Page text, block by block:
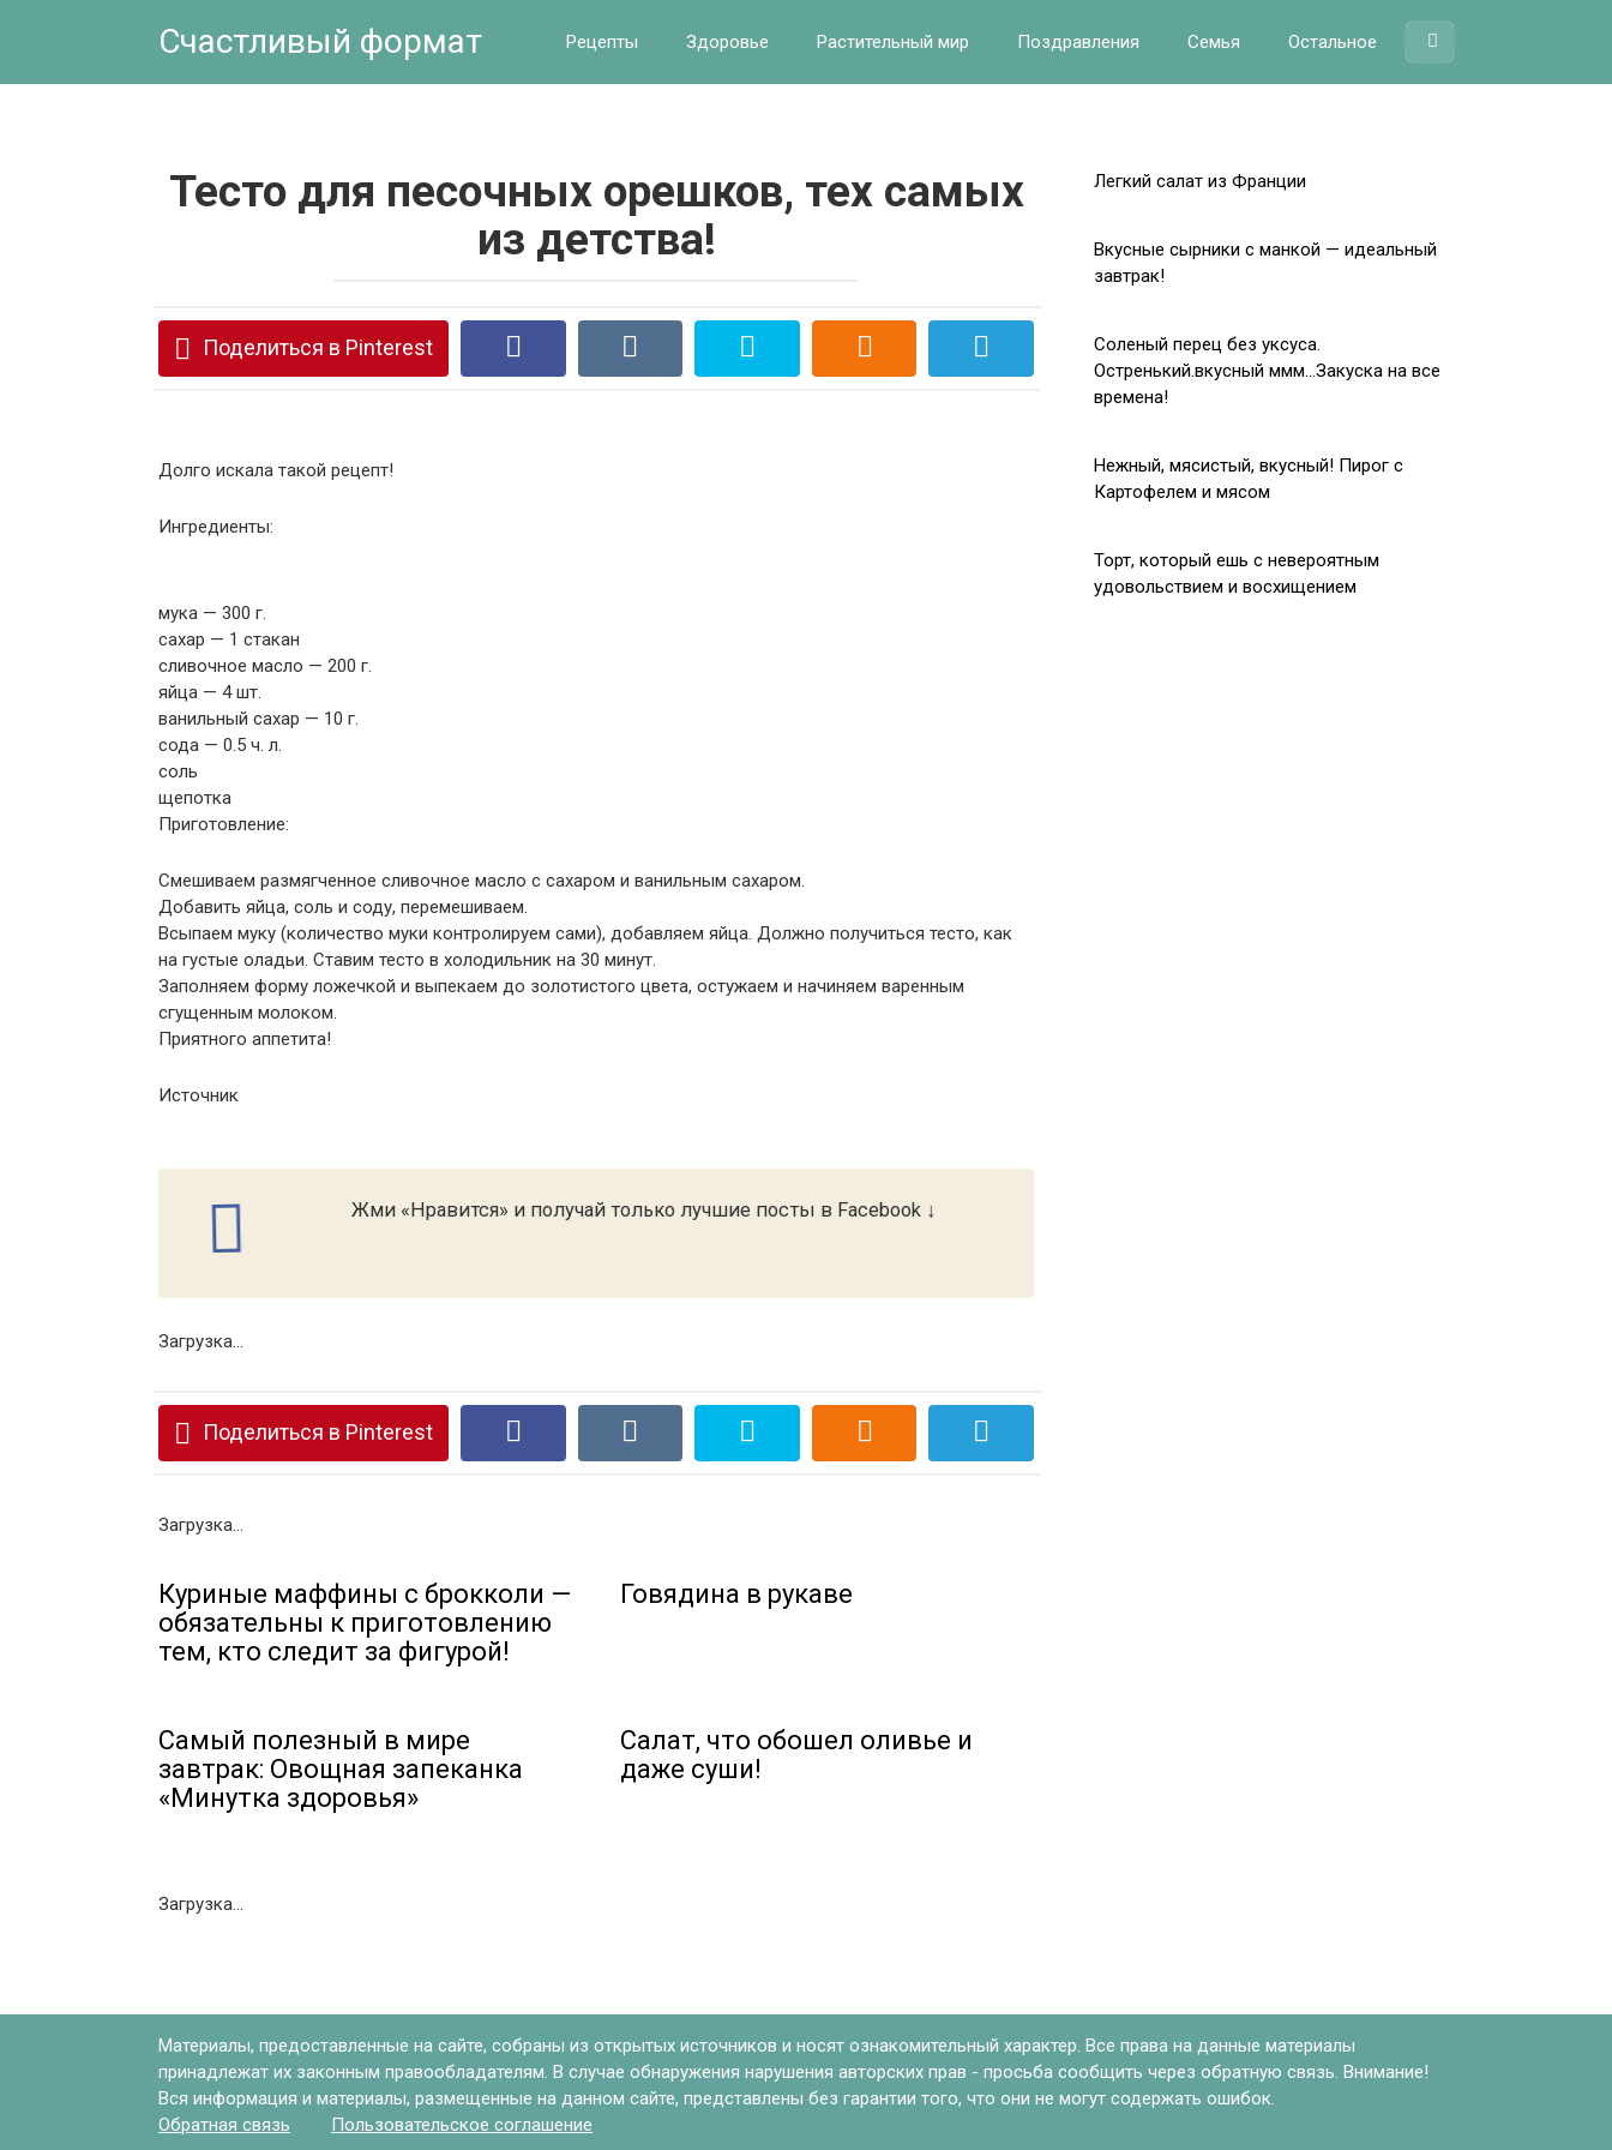
Счастливый формат Рецепты Здоровье Растительный мир Поздравления Семья Остальное
Тесто для песочных орешков, тех самых
из детства!
Поделиться в Pinterest
Долго искала такой рецепт!
Ингредиенты:
мука — 300 г.
сахар — 1 стакан
сливочное масло — 200 г.
яйца — 4 шт.
ванильный сахар — 10 г.
сода — 0.5 ч. л.
соль
щепотка
Приготовление:
Смешиваем размягченное сливочное масло с сахаром и ванильным сахаром.
Добавить яйца, соль и соду, перемешиваем.
Всыпаем муку (количество муки контролируем сами), добавляем яйца. Должно получиться тесто, как
на густые оладьи. Ставим тесто в холодильник на 30 минут.
Заполняем форму ложечкой и выпекаем до золотистого цвета, остужаем и начиняем варенным
сгущенным молоком.
Приятного аппетита!
Источник
Жми «Нравится» и получай только лучшие посты в Facebook ↓
Загрузка...
Поделиться в Pinterest
Загрузка...
Куриные маффины с брокколи —
обязательны к приготовлению
тем, кто следит за фигурой!
Говядина в рукаве
Самый полезный в мире
завтрак: Овощная запеканка
«Минутка здоровья»
Салат, что обошел оливье и
даже суши!
Загрузка...
Легкий салат из Франции
Вкусные сырники с манкой — идеальный
завтрак!
Соленый перец без уксуса.
Остренький.вкусный ммм…Закуска на все
времена!
Нежный, мясистый, вкусный! Пирог с
Картофелем и мясом
Торт, который ешь с невероятным
удовольствием и восхищением
Материалы, предоставленные на сайте, собраны из открытых источников и носят ознакомительный характер. Все права на данные материалы
принадлежат их законным правообладателям. В случае обнаружения нарушения авторских прав - просьба сообщить через обратную связь. Внимание!
Вся информация и материалы, размещенные на данном сайте, представлены без гарантии того, что они не могут содержать ошибок.
Обратная связь
Пользовательское соглашение